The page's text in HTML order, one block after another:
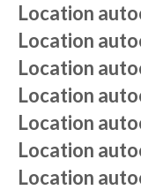
Location
Location
Location
Location
Location
Location
Location